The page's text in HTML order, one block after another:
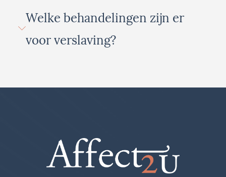
Welke behandelingen zijn er
voor verslaving?